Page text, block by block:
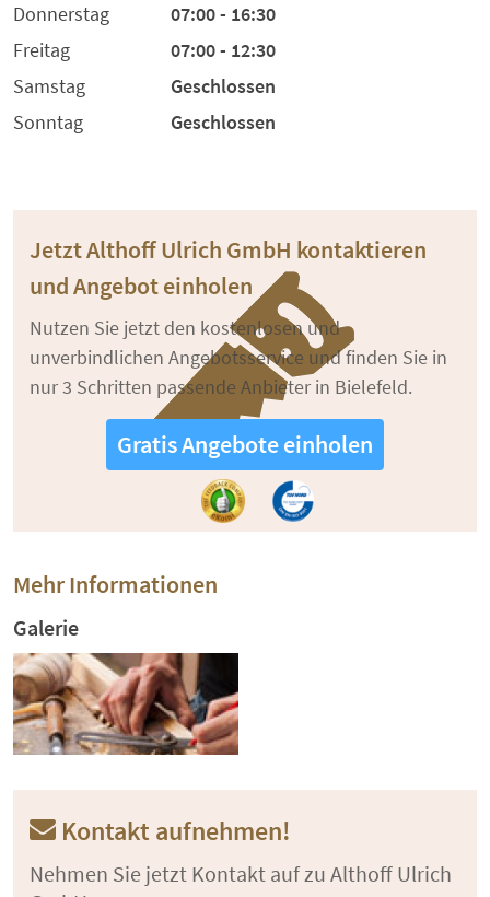
Donnerstag
07:00 - 16:30
Freitag
07:00 - 12:30
Samstag
Geschlossen
Sonntag
Geschlossen
Jetzt Althoff Ulrich GmbH kontaktieren
und Angebot einholen
Nutzen Sie jetzt den kostenlosen und
unverbindlichen Angebotsservice und finden Sie in
nur 3 Schritten passende Anbieter in Bielefeld.
Gratis Angebote einholen
Mehr Informationen
Galerie
Kontakt aufnehmen!
Nehmen Sie jetzt Kontakt auf zu Althoff Ulrich